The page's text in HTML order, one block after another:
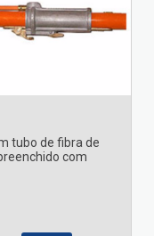
tubo de fibra de
com